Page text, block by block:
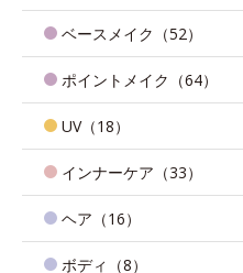
ベースメイク（52）
ポイントメイク（64）
UV（18）
インナーケア（33）
ヘア（16）
ボディ（8）